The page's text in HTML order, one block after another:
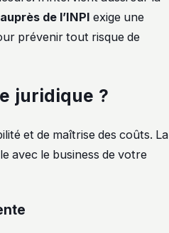
de l’INPI exige une
prévenir tout risque de
juridique ?
et de maîtrise des coûts. La
avec le business de votre